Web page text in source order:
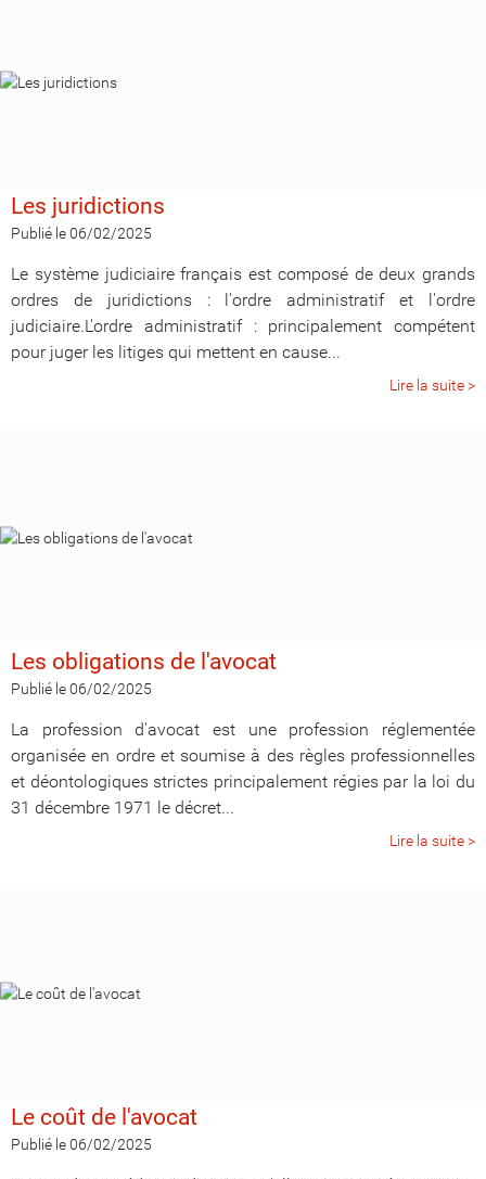
Les juridictions
Publié le 06/02/2025
Le système judiciaire français est composé de deux grands
ordres de juridictions : l'ordre administratif et l'ordre
judiciaire.L'ordre administratif : principalement compétent
pour juger les litiges qui mettent en cause...
Lire la suite >
Les obligations de l'avocat
Publié le 06/02/2025
La profession d'avocat est une profession réglementée
organisée en ordre et soumise à des règles professionnelles
et déontologiques strictes principalement régies par la loi du
31 décembre 1971 le décret...
Lire la suite >
Le coût de l'avocat
Publié le 06/02/2025